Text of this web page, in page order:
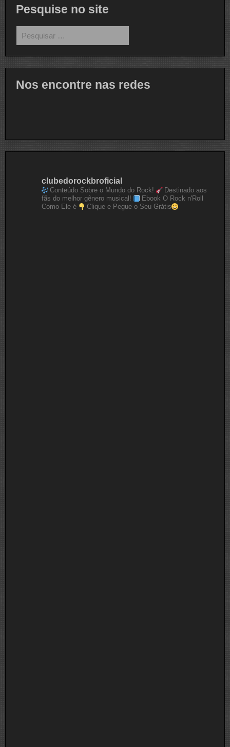
Pesquise no site
por:
Nos encontre nas redes
clubedorockbroficial
Conteúdo Sobre o Mundo do Rock!
Destinado aos
fãs do melhor gênero musical!
Ebook O Rock n'Roll
Como Ele é
Clique e Pegue o Seu Grátis